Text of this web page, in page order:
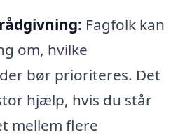
Fagfolk kan
om, hvilke
bør prioriteres. Det
hjælp, hvis du står
mellem flere